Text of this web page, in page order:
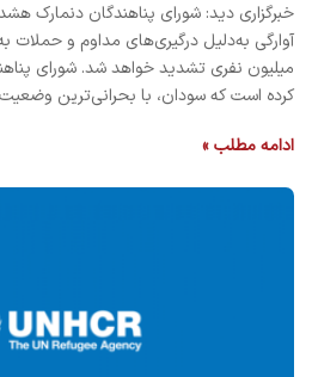
خبرگزاری دید: شورای پناهندگان دنمارک
میلیون نفری تشدید خواهد شد. شورای
کرده است که سودان، با بحرانی‌ترین
ادامه مطلب »